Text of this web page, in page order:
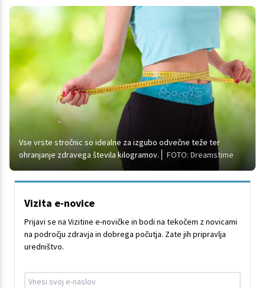
Vse vrste stročnic so idealne za izgubo odvečne teže ter
ohranjanje zdravega števila kilogramov.
FOTO: Dreamstime
Vizita e-novice
Prijavi se na Vizitine e-novičke in bodi na tekočem z novicami
na področju zdravja in dobrega počutja. Zate jih pripravlja
uredništvo.